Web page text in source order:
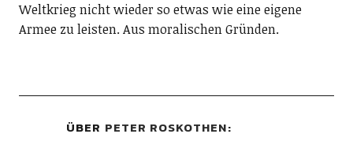
Weltkrieg nicht wieder so etwas wie eine eigene
Armee zu leisten. Aus moralischen Gründen.
ÜBER PETER ROSKOTHEN